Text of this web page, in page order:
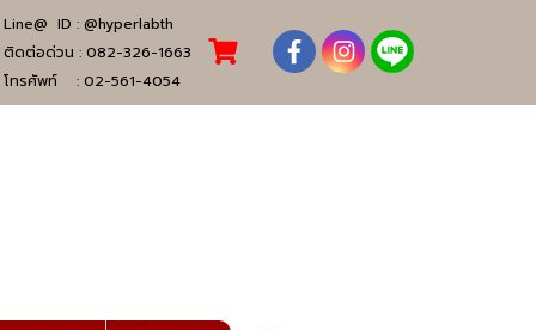
Line@ ID : @hyperlabth
ติดต่อด่วน : 082-326-1663
โทรศัพท์ : 02-561-4054